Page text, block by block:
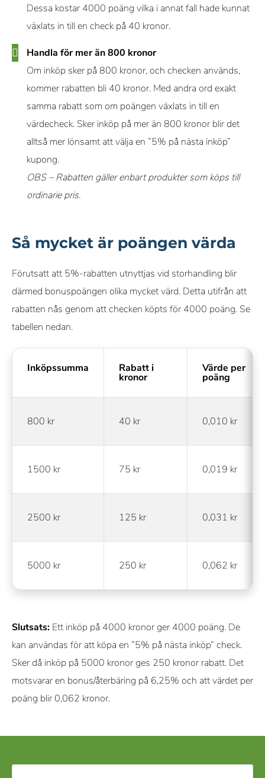
Dessa kostar 4000 poäng vilka i annat fall hade kunnat
växlats in till en check på 40 kronor.
Handla för mer än 800 kronor
Om inköp sker på 800 kronor, och checken används,
kommer rabatten bli 40 kronor. Med andra ord exakt
samma rabatt som om poängen växlats in till en
värdecheck. Sker inköp på mer än 800 kronor blir det
alltså mer lönsamt att välja en ”5% på nästa inköp”
kupong.
OBS – Rabatten gäller enbart produkter som köps till
ordinarie pris.
Så mycket är poängen värda
Förutsatt att 5%-rabatten utnyttjas vid storhandling blir
därmed bonuspoängen olika mycket värd. Detta utifrån att
rabatten nås genom att checken köpts för 4000 poäng. Se
tabellen nedan.
Inköpssumma Rabatt i
kronor
Värde per
poäng
800 kr 40 kr 0,010 kr
1500 kr 75 kr 0,019 kr
2500 kr 125 kr 0,031 kr
5000 kr 250 kr 0,062 kr
Slutsats: Ett inköp på 4000 kronor ger 4000 poäng. De
kan användas för att köpa en ”5% på nästa inköp” check.
Sker då inköp på 5000 kronor ges 250 kronor rabatt. Det
motsvarar en bonus/återbäring på 6,25% och att värdet per
poäng blir 0,062 kronor.